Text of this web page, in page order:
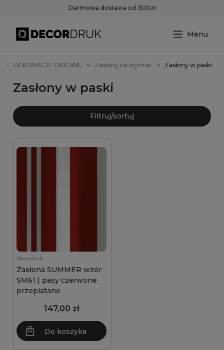
Darmowa dostawa od 300zł
DEKORACJE OKIENNE Zasłony na wymiar Zasłony w paski
Zasłony w paski
Filtruj/sortuj
Decordruk
Zasłona SUMMER wzór
SM61 | pasy czerwone
przeplatane
147,00 zł
Do koszyka